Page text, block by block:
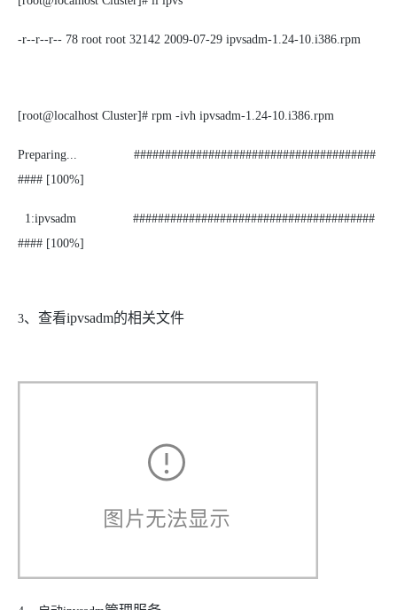
-r--r--r-- 78 root root 32142 2009-07-29 ipvsadm-1.24-10.i386.rpm
[root@localhost Cluster]# rpm -ivh ipvsadm-1.24-10.i386.rpm
Preparing... #######################################
#### [100%]
1:ipvsadm #######################################
#### [100%]
3、查看ipvsadm的相关文件